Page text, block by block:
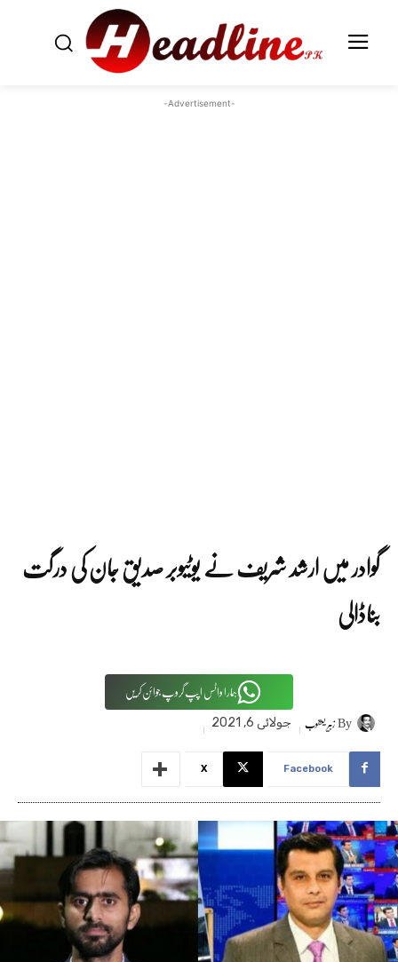
-Advertisement-
گوادر میں ارشد شریف نے یوٹیوبر صدیق جان کی درگت
بناڈالی
ہمارا واٹس اپپ گروپ جوائن کریں
Byزبیر یعقوب جولائی 6, 2021
Facebook
X